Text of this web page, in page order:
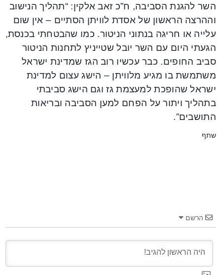
השר להגנת הסביבה, ח”כ זאב אלקין: “‏תהליך הנישוב
וההרצה הראשון של אסדת לוויתן הסתיים – אין שום
עלייה או חריגה בנתוני הניטור. כמו שהבטחתי בכנסת,
הגעתי היום עם השר יובל שטייניץ לתחנות הניטור
סביב החופים. כבר עכשיו רוב הגז שמדינת ישראל
משתמשת בו מגיע מלוויתן – הישג עצום למדינת
ישראל שהופכת למעצמת גז וגם הישג סביבתי
בתהליך ויתור על הפחם למען הסביבה ובריאות
התושבים”.
שתף
הרשם